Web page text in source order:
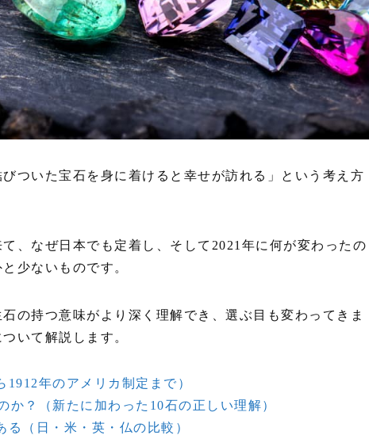
ついた宝石を身に着けると幸せが訪れる」という考え方
、なぜ日本でも定着し、そして2021年に何が変わったの
少ないものです。
の持つ意味がより深く理解でき、選ぶ目も変わってきま
いて解説します。
年のアメリカ制定まで）
か？（新たに加わった10石の正しい理解）
（日・米・英・仏の比較）